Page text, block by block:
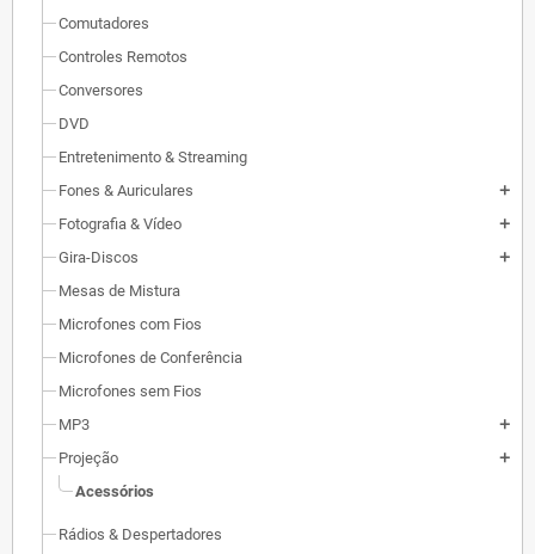
Comutadores
Controles Remotos
Conversores
DVD
Entretenimento & Streaming
Fones & Auriculares
add
Fotografia & Vídeo add
Gira-Discos add
Mesas de Mistura
Microfones com Fios
Microfones de Conferência
Microfones sem Fios
MP3
add
Projeção add
Acessórios
Rádios & Despertadores